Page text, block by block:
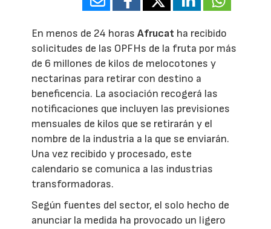
En menos de 24 horasAfrucat ha recibido
solicitudes de las OPFHs de la fruta por más
de 6 millones de kilos de melocotones y
nectarinas para retirar con destino a
beneficencia. La asociación recogerá las
notificaciones que incluyen las previsiones
mensuales de kilos que se retirarán y el
nombre de la industria a la que se enviarán.
Una vez recibido y procesado, este
calendario se comunica a las industrias
transformadoras.
Según fuentes del sector, el solo hecho de
anunciar la medida ha provocado un ligero